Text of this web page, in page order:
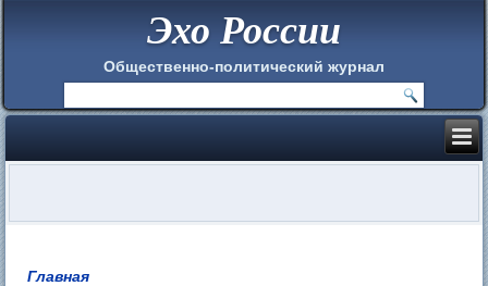
Эхо России
Общественно-политический журнал
Главная